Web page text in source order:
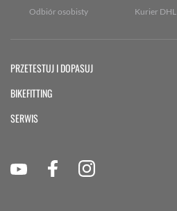
Odbiór osobisty Kurier DHL
PRZETESTUJ I DOPASUJ
BIKEFITTING
SERWIS